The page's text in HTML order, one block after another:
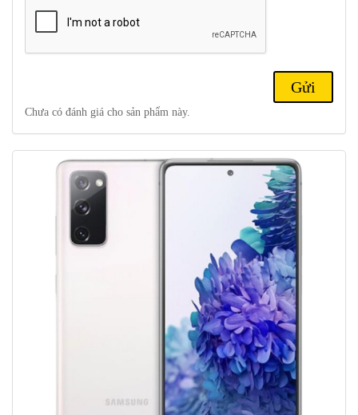
cảm biến Dual Pixel giúp thu sáng tốt, khử nhiễu đa khung hình
cho bức ảnh trong màn đêm của bạn trở nên sống động, rõ nét hơn.
phông sẽ giúp bạn có ngay những tấm ảnh selfie cuốn hút, tỏa sáng
Ngoại hình trẻ trung với loạt gam màu cá tính
Samsung Galaxy S20 FE được hoàn thiện với loạt các gam màu trẻ
trung thời thượng cùng lớp phủ mờ ở mặt lưng sang trọng mang lại
một phiên bản đầy cá tính để mỗi fan tự tin thể hiện phong cách
Chưa có đánh giá cho sản phẩm này.